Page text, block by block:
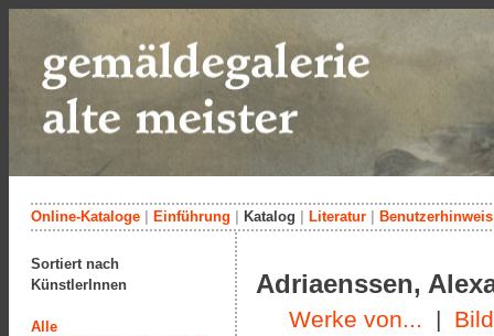
Online-Kataloge Einführung Katalog Literatur Benutzerhinweis
Adriaenssen,
Werke von... |
Sortiert nach
KünstlerInnen
Alle